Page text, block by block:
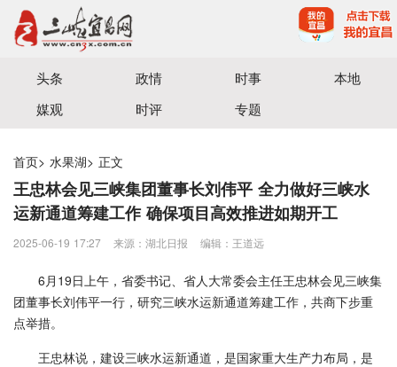
宜昌三峡融媒体中心主办
头条 政情 时事
本地
媒观
时评 专题
首页> 水果湖> 正文
王忠林会见三峡集团董事长刘伟平 全力做好三峡水
运新通道筹建工作 确保项目高效推进如期开工
2025-06-19 17:27 来源：湖北日报 编辑：王道远
6月19日上午，省委书记、省人大常委会主任王忠林会见三峡集
团董事长刘伟平一行，研究三峡水运新通道筹建工作，共商下步重
点举措。
王忠林说，建设三峡水运新通道，是国家重大生产力布局，是